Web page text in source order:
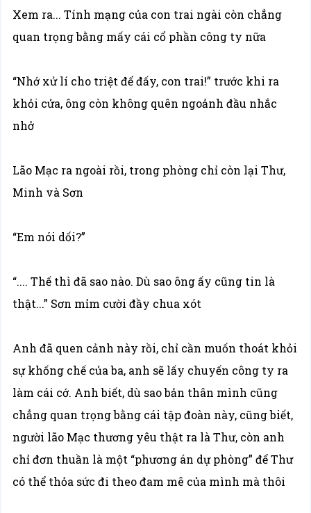
Xem ra... Tính mạng của con trai ngài còn chẳng
quan trọng bằng mấy cái cổ phần công ty nữa
“Nhớ xử lí cho triệt để đấy, con trai!” trước khi ra
khỏi cửa, ông còn không quên ngoảnh đầu nhắc
nhở
Lão Mạc ra ngoài rồi, trong phòng chỉ còn lại Thư,
Minh và Sơn
“Em nói dối?”
“.... Thế thì đã sao nào. Dù sao ông ấy cũng tin là
thật...” Sơn mỉm cười đầy chua xót
Anh đã quen cảnh này rồi, chỉ cần muốn thoát khỏi
sự khống chế của ba, anh sẽ lấy chuyến công ty ra
làm cái cớ. Anh biết, dù sao bản thân mình cũng
chẳng quan trọng bằng cái tập đoàn này, cũng biết,
người lão Mạc thương yêu thật ra là Thư, còn anh
chỉ đơn thuần là một “phương án dự phòng” để Thư
có thể thỏa sức đi theo đam mê của mình mà thôi